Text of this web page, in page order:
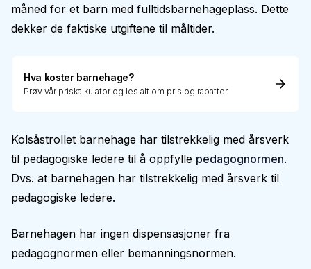
måned for et barn med fulltidsbarnehageplass. Dette
dekker de faktiske utgiftene til måltider.
Hva koster barnehage?
Prøv vår priskalkulator og les alt om pris og rabatter
Kolsåstrollet barnehage har tilstrekkelig med årsverk
til pedagogiske ledere til å oppfylle pedagognormen.
Dvs. at barnehagen har tilstrekkelig med årsverk til
pedagogiske ledere.
Barnehagen har ingen dispensasjoner fra
pedagognormen eller bemanningsnormen.